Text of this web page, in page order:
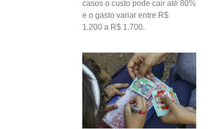
casos o custo pode cair até 80%
e o gasto variar entre R$
1.200 a R$ 1.700.